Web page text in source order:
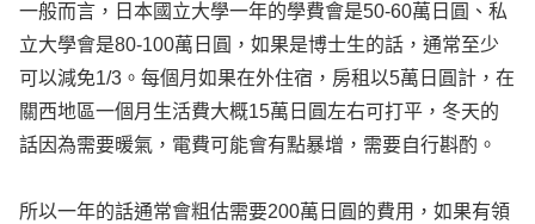
一般而言，日本國立大學一年的學費會是50-60萬日圓、私
立大學會是80-100萬日圓，如果是博士生的話，通常至少
可以減免1/3。每個月如果在外住宿，房租以5萬日圓計，在
關西地區一個月生活費大概15萬日圓左右可打平，冬天的
話因為需要暖氣，電費可能會有點暴增，需要自行斟酌。
所以一年的話通常會粗估需要200萬日圓的費用，如果有領